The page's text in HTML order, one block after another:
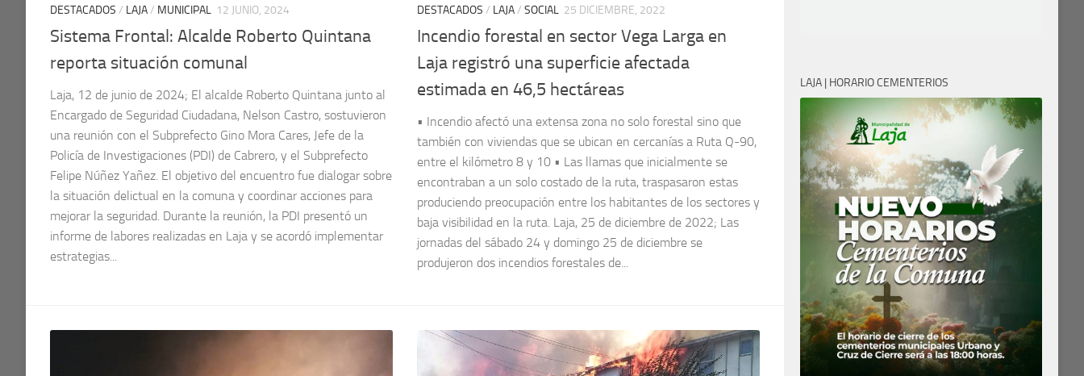
DESTACADOS / LAJA/ MUNICIPAL 12 JUNIO, 2024
Sistema Frontal: Alcalde Roberto Quintana
reporta situación comunal
Laja, 12 de junio de 2024; El alcalde Roberto Quintana junto al
Encargado de Seguridad Ciudadana, Nelson Castro, sostuvieron
una reunión con el Subprefecto Gino Mora Cares, Jefe de la
Policía de Investigaciones (PDI) de Cabrero, y el Subprefecto
Felipe Núñez Yañez. El objetivo del encuentro fue dialogar sobre
la situación delictual en la comuna y coordinar acciones para
mejorar la seguridad. Durante la reunión, la PDI presentó un
informe de labores realizadas en Laja y se acordó implementar
estrategias...
DESTACADOS / LAJA/ SOCIAL 25 DICIEMBRE, 2022
Incendio forestal en sector Vega Larga en
Laja registró una superficie afectada
estimada en 46,5 hectáreas
• Incendio afectó una extensa zona no solo forestal sino que
también con viviendas que se ubican en cercanías a Ruta Q-90,
entre el kilómetro 8 y 10 • Las llamas que inicialmente se
encontraban a un solo costado de la ruta, traspasaron estas
produciendo preocupación entre los habitantes de los sectores y
baja visibilidad en la ruta. Laja, 25 de diciembre de 2022; Las
jornadas del sábado 24 y domingo 25 de diciembre se
produjeron dos incendios forestales de...
LAJA | HORARIO CEMENTERIOS